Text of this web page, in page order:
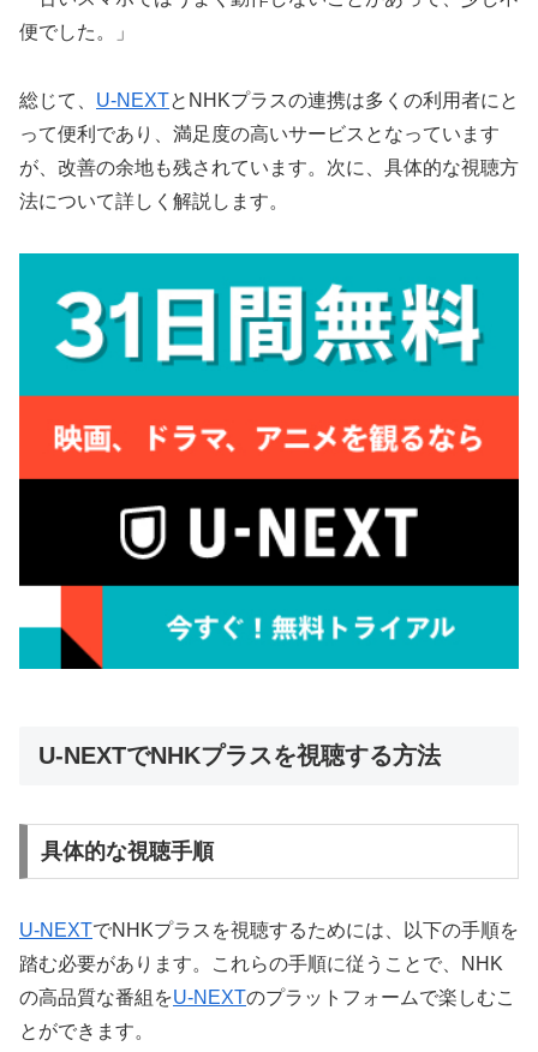
便でした。」
総じて、 U-NEXTとNHKプラスの連携は多くの利用者にと
って便利であり、満足度の高いサービスとなっています
が、改善の余地も残されています。次に、具体的な視聴方
法について詳しく解説します。
U-NEXTでNHKプラスを視聴する方法
具体的な視聴手順
U-NEXTでNHKプラスを視聴するためには、以下の手順を
踏む必要があります。これらの手順に従うことで、NHK
の高品質な番組をU-NEXTのプラットフォームで楽しむこ
とができます。